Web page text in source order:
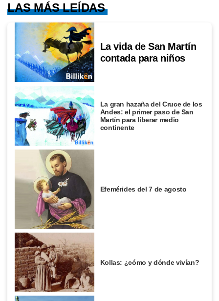
LAS MÁS LEÍDAS
La vida de San Martín
contada para niños
La gran hazaña del Cruce de los
Andes: el primer paso de San
Martín para liberar medio
continente
Efemérides del 7 de agosto
Kollas: ¿cómo y dónde vivían?